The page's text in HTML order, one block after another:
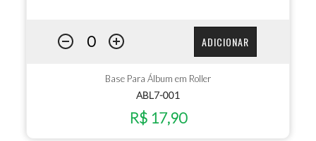
ADICIONAR
Base Para Álbum em Roller
ABL7-001
R$ 17,90